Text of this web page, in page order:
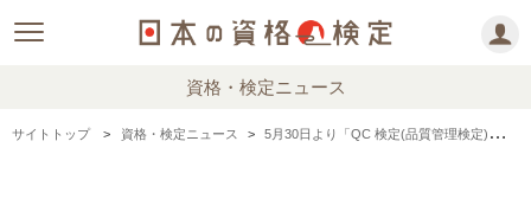
資格・検定ニュース
サイトトップ 資格・検定ニュース 5月30日より「QC 検定(品質管理検定)」講座を開講 SAT株式会社